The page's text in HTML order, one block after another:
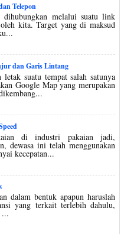
Telepon
dihubungkan melalui suatu link
kita. Target yang di maksud
dan Garis Lintang
suatu tempat salah satunya
Google Map yang merupakan
di industri pakaian jadi,
dewasa ini telah menggunakan
kecepatan...
dalam bentuk apapun haruslah
yang terkait terlebih dahulu,